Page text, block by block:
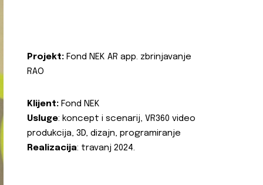
Projekt: Fond NEK AR app. zbrinjavanje
RAO
Klijent: Fond NEK
Usluge: koncept i scenarij, VR360 video
produkcija, 3D, dizajn, programiranje
Realizacija: travanj 2024.